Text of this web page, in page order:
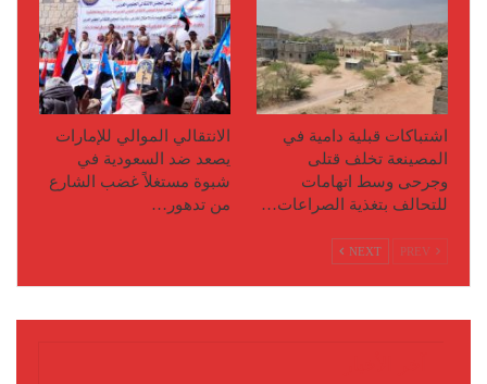
اشتباكات قبلية دامية في
المصينعة تخلف قتلى
وجرحى وسط اتهامات
للتحالف بتغذية الصراعات…
الانتقالي الموالي للإمارات
يصعد ضد السعودية في
شبوة مستغلاً غضب الشارع
من تدهور…
NEXT